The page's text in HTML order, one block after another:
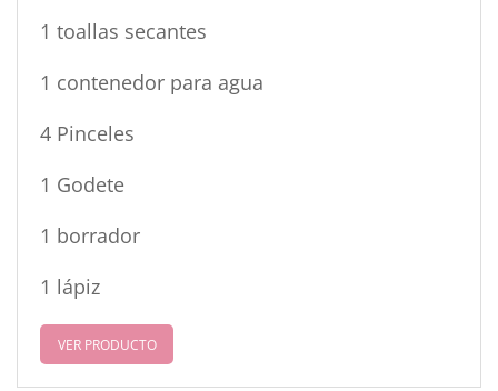
1 toallas secantes
1 contenedor para agua
4 Pinceles
1 Godete
1 borrador
1 lápiz
VER PRODUCTO